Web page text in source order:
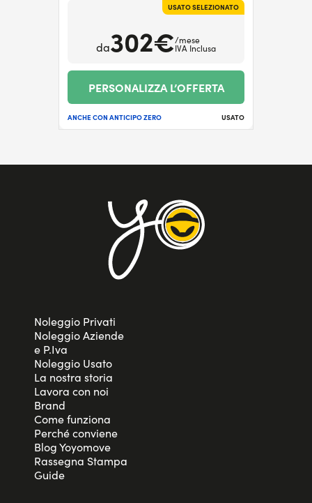
USATO SELEZIONATO
da302€/mese
IVA Inclusa
PERSONALIZZA L’OFFERTA
ANCHE CON ANTICIPO ZERO USATO
Noleggio Privati
Noleggio Aziende
e P.Iva
Noleggio Usato
La nostra storia
Lavora con noi
Brand
Come funziona
Perché conviene
Blog Yoyomove
Rassegna Stampa
Guide